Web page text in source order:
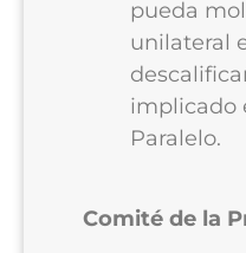
pueda
unilateral
implicado
Paralelo.
Comité de la